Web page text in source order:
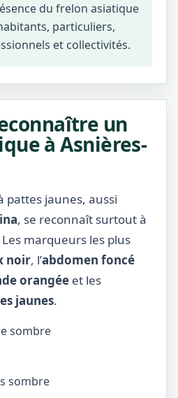
du frelon asiatique
particuliers,
et collectivités.
un
à Asnières-
pattes jaunes, aussi
, se reconnaît surtout à
marqueurs les plus
noir, l’abdomen foncé
orangée et les
jaunes.
sombre
sombre